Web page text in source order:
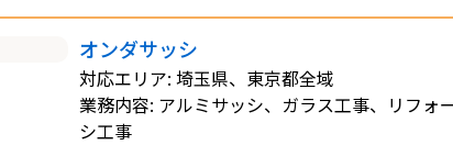
オンダサッシ
対応エリア: 埼玉県、東京都全域
業務内容: アルミサッシ、ガラス工事、リフォ
シ工事